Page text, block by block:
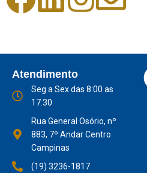
Atendimento
Seg a Sex das 8:00 as
17:30
Rua General Osório, nº
883, 7º Andar Centro
Campinas
(19) 3236-1817